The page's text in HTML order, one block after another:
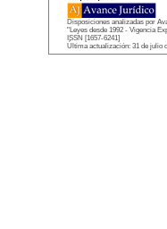
Disposiciones analizadas por
"Leyes desde 1992 - Vigencia
ISSN [1657-6241]
Última actualización: 31 de julio